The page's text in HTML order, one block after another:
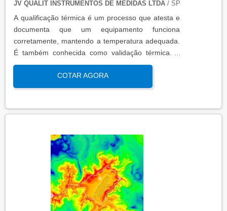
JV QUALIT INSTRUMENTOS DE MEDIDAS LTDA/ SP
A qualificação térmica é um processo que atesta e
documenta que um equipamento funciona
corretamente, mantendo a temperatura adequada.
É também conhecida como validação térmica. A
qualificação térmica é importante para garantir a
qualidade e eficiência de equipamentos que
precisam de controle de temperatura. É aplicada a
produtos, como autoclaves, estufas, câmaras frias,
qualificação térmica é apresentado em um relatório
técnico que contém informações como gráficos,
certificados de calibração e a conclusão das
condições funcionais.
COTAR AGORA